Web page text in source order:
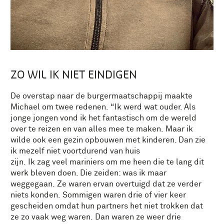
ZO WIL IK NIET EINDIGEN
De overstap naar de burgermaatschappij maakte
Michael om twee redenen. “ Ik werd wat ouder. Als
jonge jongen vond ik het fantastisch om de wereld
over te reizen en van alles mee te maken. Maar ik
wilde ook een gezin opbouwen met kinderen. Dan zie
ik mezelf niet voortdurend van huis
zijn. Ik zag veel mariniers om me heen die te lang dit
werk bleven doen. Die zeiden: was ik maar
weggegaan. Ze waren ervan overtuigd dat ze verder
niets konden. Sommigen waren drie of vier keer
gescheiden omdat hun partners het niet trokken dat
ze zo vaak weg waren. Dan waren ze weer d rie